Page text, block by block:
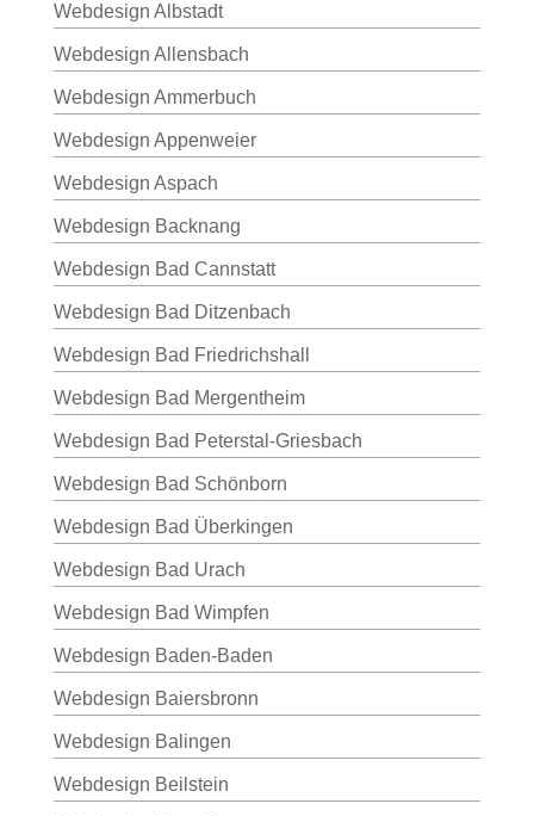
Webdesign Albstadt
Webdesign Allensbach
Webdesign Ammerbuch
Webdesign Appenweier
Webdesign Aspach
Webdesign Backnang
Webdesign Bad Cannstatt
Webdesign Bad Ditzenbach
Webdesign Bad Friedrichshall
Webdesign Bad Mergentheim
Webdesign Bad Peterstal-Griesbach
Webdesign Bad Schönborn
Webdesign Bad Überkingen
Webdesign Bad Urach
Webdesign Bad Wimpfen
Webdesign Baden-Baden
Webdesign Baiersbronn
Webdesign Balingen
Webdesign Beilstein